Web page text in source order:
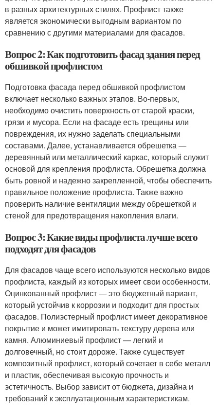
в разных архитектурных стилях. Профлист также
является экономически выгодным вариантом по
сравнению с другими материалами для фасадов.
Вопрос 2: Как подготовить фасад здания перед
обшивкой профлистом
Подготовка фасада перед обшивкой профлистом
включает несколько важных этапов. Во-первых,
необходимо очистить поверхность от старой краски,
грязи и мусора. Если на фасаде есть трещины или
повреждения, их нужно заделать специальными
составами. Далее, устанавливается обрешетка —
деревянный или металлический каркас, который служит
основой для крепления профлиста. Обрешетка должна
быть ровной и надежно закрепленной, чтобы обеспечить
правильное положение профлиста. Также важно
проверить наличие вентиляции между обрешеткой и
стеной для предотвращения накопления влаги.
Вопрос 3: Какие виды профлиста лучше всего
подходят для фасадов
Для фасадов чаще всего используются несколько видов
профлиста, каждый из которых имеет свои особенности.
Оцинкованный профлист — это бюджетный вариант,
который устойчив к коррозии и подходит для простых
фасадов. Полиэстерный профлист имеет декоративное
покрытие и может имитировать текстуру дерева или
камня. Алюминиевый профлист — легкий и
долговечный, но стоит дороже. Также существует
композитный профлист, который сочетает в себе металл
и пластик, обеспечивая высокую прочность и
эстетичность. Выбор зависит от бюджета, дизайна и
требований к эксплуатационным характеристикам.